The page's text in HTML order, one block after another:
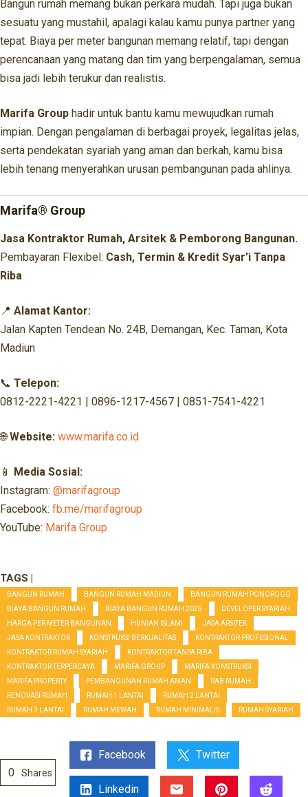
Bangun rumah memang bukan perkara mudah. Tapi juga bukan
sesuatu yang mustahil, apalagi kalau kamu punya partner yang
tepat. Biaya per meter bangunan memang relatif, tapi dengan
perencanaan yang matang dan tim yang berpengalaman, semua
bisa jadi lebih terukur dan realistis.
Marifa Group hadir untuk bantu kamu mewujudkan rumah
impian. Dengan pengalaman di berbagai proyek, legalitas jelas,
serta pendekatan syariah yang aman dan berkah, kamu bisa
lebih tenang menyerahkan urusan pembangunan pada ahlinya.
Marifa® Group
Jasa Kontraktor Rumah, Arsitek & Pemborong Bangunan.
Pembayaran Flexibel: Cash, Termin & Kredit Syar’i Tanpa
Riba
📍 Alamat Kantor:
Jalan Kapten Tendean No. 24B, Demangan, Kec. Taman, Kota
Madiun
📞 Telepon:
0812-2221-4221 | 0896-1217-4567 | 0851-7541-4221
🌐Website: www.marifa.co.id
📱 Media Sosial:
Instagram: @marifagroup
Facebook: fb.me/marifagroup
YouTube: Marifa Group
TAGS |
BANGUN RUMAH BANGUN RUMAH MADIUN
BANGUN RUMAH PONOROGO
BIAYA BANGUN RUMAH
BIAYA BANGUN RUMAH 2025
DEVELOPER SYARIAH
HARGA PER METER BANGUNAN
HUNIAN ISLAMI
JASA ARSITEK
JASA KONTRAKTOR
KONSTRUKSI BERKUALITAS
KONTRAKTOR PROFESIONAL
KONTRAKTOR RUMAH SYARIAH
KONTRAKTOR TANPA RIBA
KONTRAKTOR TERPERCAYA
MARIFA GROUP
MARIFA KONSTRUKSI
MARIFA PROPERTY
PEMBANGUNAN RUMAH AMAN
RAB RUMAH
RENOVASI RUMAH
RUMAH 1 LANTAI
RUMAH 2 LANTAI
RUMAH 3 LANTAI
RUMAH MEWAH RUMAH MINIMALIS RUMAH SYARIAH
0 Shares
Facebook Twitter
Linkedin